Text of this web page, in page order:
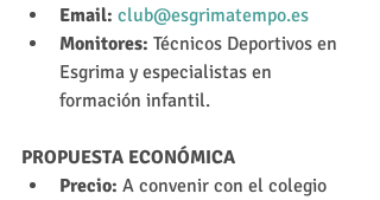
Email: club@esgrimatempo.es
Monitores: Técnicos Deportivos en
Esgrima y especialistas en
formación infantil.
PROPUESTA ECONÓMICA
Precio: A convenir con el colegio